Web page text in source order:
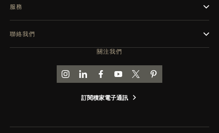
關注我們
前往積家 INSTAGRAM 頁面
前往積家 LINKEDIN 頁面
前往積家 FACEBOOK 頁面
前往積家 YOUTUBE 頁面
前往積家推特頁面
前往積家 PINTEREST
訂閱積家電子通訊
服務
聯絡我們